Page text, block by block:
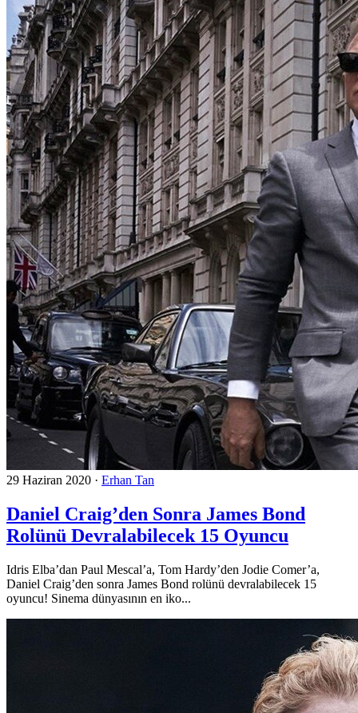
29 Haziran 2020 · Erhan Tan
Daniel Craig’den Sonra James Bond
Rolünü Devralabilecek 15 Oyuncu
Idris Elba’dan Paul Mescal’a, Tom Hardy’den Jodie Comer’a,
Daniel Craig’den sonra James Bond rolünü devralabilecek 15
oyuncu! Sinema dünyasının en iko...